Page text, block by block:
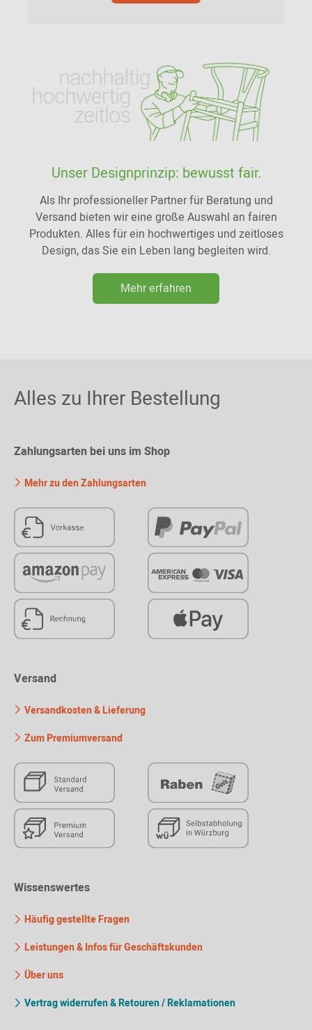
Unser Designprinzip: bewusst fair.
Als Ihr professioneller Partner für Beratung und
Versand bieten wir eine große Auswahl an fairen
Produkten. Alles für ein hochwertiges und zeitloses
Design, das Sie ein Leben lang begleiten wird.
Mehr erfahren
Alles zu Ihrer Bestellung
Zahlungsarten bei uns im Shop
Mehr zu den Zahlungsarten
Versand
Versandkosten & Lieferung
Zum Premiumversand
Wissenswertes
Häufig gestellte Fragen
Leistungen & Infos für Geschäftskunden
Über uns
Vertrag widerrufen & Retouren / Reklamationen